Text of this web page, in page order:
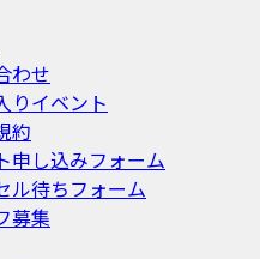
わせ
りイベント
約
申し込みフォーム
ル待ちフォーム
募集